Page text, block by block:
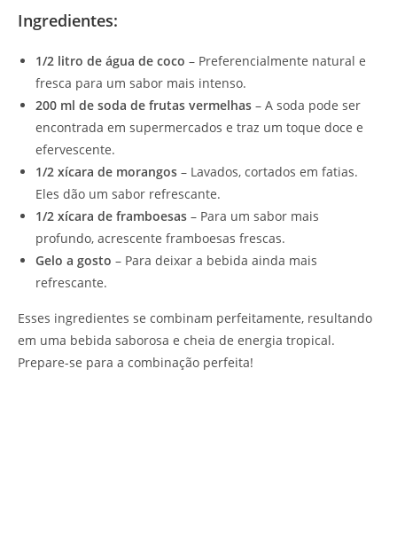
Ingredientes:
1/2 litro de água de coco – Preferencialmente natural e
fresca para um sabor mais intenso.
200 ml de soda de frutas vermelhas – A soda pode ser
encontrada em supermercados e traz um toque doce e
efervescente.
1/2 xícara de morangos – Lavados, cortados em fatias.
Eles dão um sabor refrescante.
1/2 xícara de framboesas – Para um sabor mais
profundo, acrescente framboesas frescas.
Gelo a gosto – Para deixar a bebida ainda mais
refrescante.
Esses ingredientes se combinam perfeitamente, resultando
em uma bebida saborosa e cheia de energia tropical.
Prepare-se para a combinação perfeita!